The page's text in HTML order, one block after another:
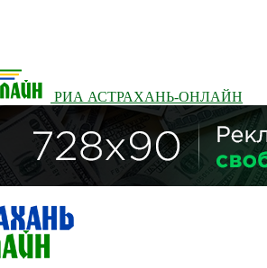
РИА АСТРАХАНЬ-ОНЛАЙН